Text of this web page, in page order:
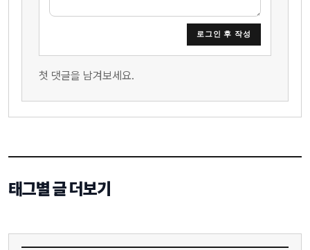
로그인 후 작성
첫 댓글을 남겨보세요.
태그별 글 더보기